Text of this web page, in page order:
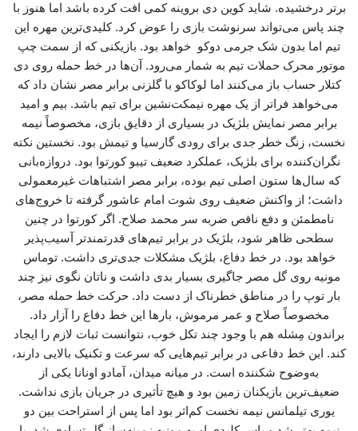
برتر درخشیده. شاید کوین دی بروینه کمی افت کرده باشد اما هنوز با
چند پاس می‌تواند سرنوشت بازی را عوض کرد. کلیدی‌ترین مهره این
تیم اما بدون شک جرمی دوکو خواهد بود. بازیکنی که از سمت چپ
موتور محرک حملات تیم به شمار می‌رود. آن‌ها در خط حمله روی دی
کتلار حساب باز می‌کنند اما لوکاکو با گلزنی برابر مصر نشان داد که
می‌خواهد فراتر از یک مهره نیمکت‌نشین برای تیم باشد. بیم و امید
برابر مصر نمایش بلژیک در بسیاری از دقایق بازی، مخصوصاً نیمه
نخست، زنگ خطر جدی برای رودی گارسیا و تیمش بود. نخستین نکته
نگران‌کننده برای بلژیک، عملکرد ضعیف تیبو کورتوا بود. دروازه‌بانی
که سال‌ها ستون اصلی تیم بوده، برابر مصر اشتباهات غیرمعمولی
داشت؛ از واکنش ضعیف روی شوت امام عاشور گرفته تا خروج‌های
نامطمئن و دفع ناقص ضربه سر محمد صلاح. اگر کورتوا در چنین
سطحی ظاهر شود، بلژیک در برابر تیم‌های قدرتمندتر آسیب‌پذیر
خواهد بود. در خط دفاع، بلژیک مشکلات جدی‌تری داشت. توماس
مونیه روی گل مصر جاگیری بسیار بدی داشت و ناتان نگوی نیز چند
بار توپ را در مناطق خطرناک از دست داد. حرکت خط حمله مصر،
مخصوصاً صلاح و عمر مرموش، بارها این خط دفاع را آزار داد.
براندون مِشله هم با وجود چند تکل خوب، نتوانست ثبات لازم را ایجاد
کند. این خط دفاعی در برابر تیم‌هایی که سرعت و تکنیک بالایی دارند،
به‌وضوح شکننده است. در میانه میدان، آمادو اونانا یکی از
ضعیف‌ترین بازیکنان زمین بود و هیچ تأثیری در جریان بازی نداشت.
یوری تیلمانس نیمه نخست کم‌اثر بود اما پس از استراحت بین دو